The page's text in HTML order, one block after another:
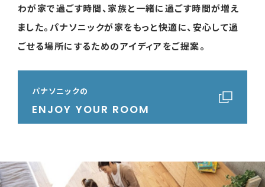
わが家で過ごす時間、家族と一緒に過ごす時間が増え
ました。 パナソニックが家をもっと快適に、安心して過
ごせる場所にするためのアイディアをご提案。
パナソニックの
ENJOY YOUR ROOM